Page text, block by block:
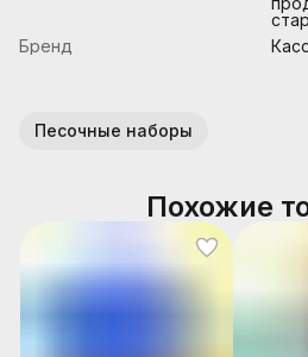
Бренд
Песочные наборы
Похожие